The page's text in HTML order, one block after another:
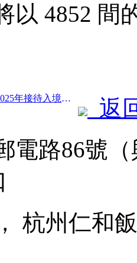
以 4852 間
前一篇：北京文旅局：2025年接待入境游客548萬人次，同比增長39%
返
電路86號
杭州仁